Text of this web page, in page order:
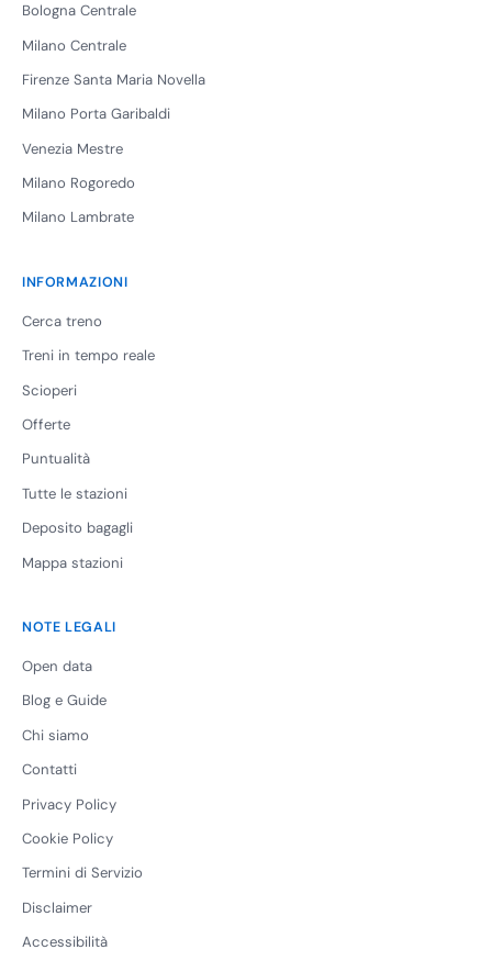
Bologna Centrale
Milano Centrale
Firenze Santa Maria Novella
Milano Porta Garibaldi
Venezia Mestre
Milano Rogoredo
Milano Lambrate
INFORMAZIONI
Cerca treno
Treni in tempo reale
Scioperi
Offerte
Puntualità
Tutte le stazioni
Deposito bagagli
Mappa stazioni
NOTE LEGALI
Open data
Blog e Guide
Chi siamo
Contatti
Privacy Policy
Cookie Policy
Termini di Servizio
Disclaimer
Accessibilità